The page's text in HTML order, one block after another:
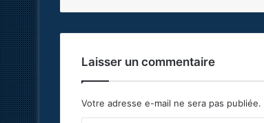
Laisser un commentaire
Votre adresse e-mail ne sera pas publiée.